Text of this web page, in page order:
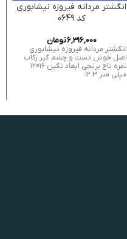
انگشتر مردانه فیروزه نیشابوری
کد 0649
6,316,000تومان
انگشتر مردانه فیروزه نیشابوری
اصل خوش دست و چشم‌ گیر رکاب
نقره تاج برنجی ابعاد نگین ۱۶×۱۲
میلی متر ۱۲.۳